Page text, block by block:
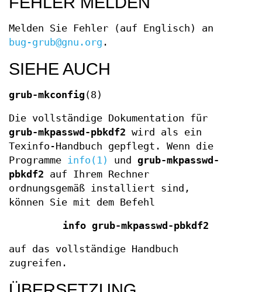
Melden Sie Fehler (auf Englisch) an
bug-grub@gnu.org .
SIEHE AUCH
grub-mkconfig(8)
Die vollständige Dokumentation für
grub-mkpasswd-pbkdf2 wird als ein
Texinfo-Handbuch gepflegt. Wenn die
Programme info(1) und grub-mkpasswd-
pbkdf2 auf Ihrem Rechner
ordnungsgemäß installiert sind,
können Sie mit dem Befehl
info grub-mkpasswd-pbkdf2
auf das vollständige Handbuch
zugreifen.